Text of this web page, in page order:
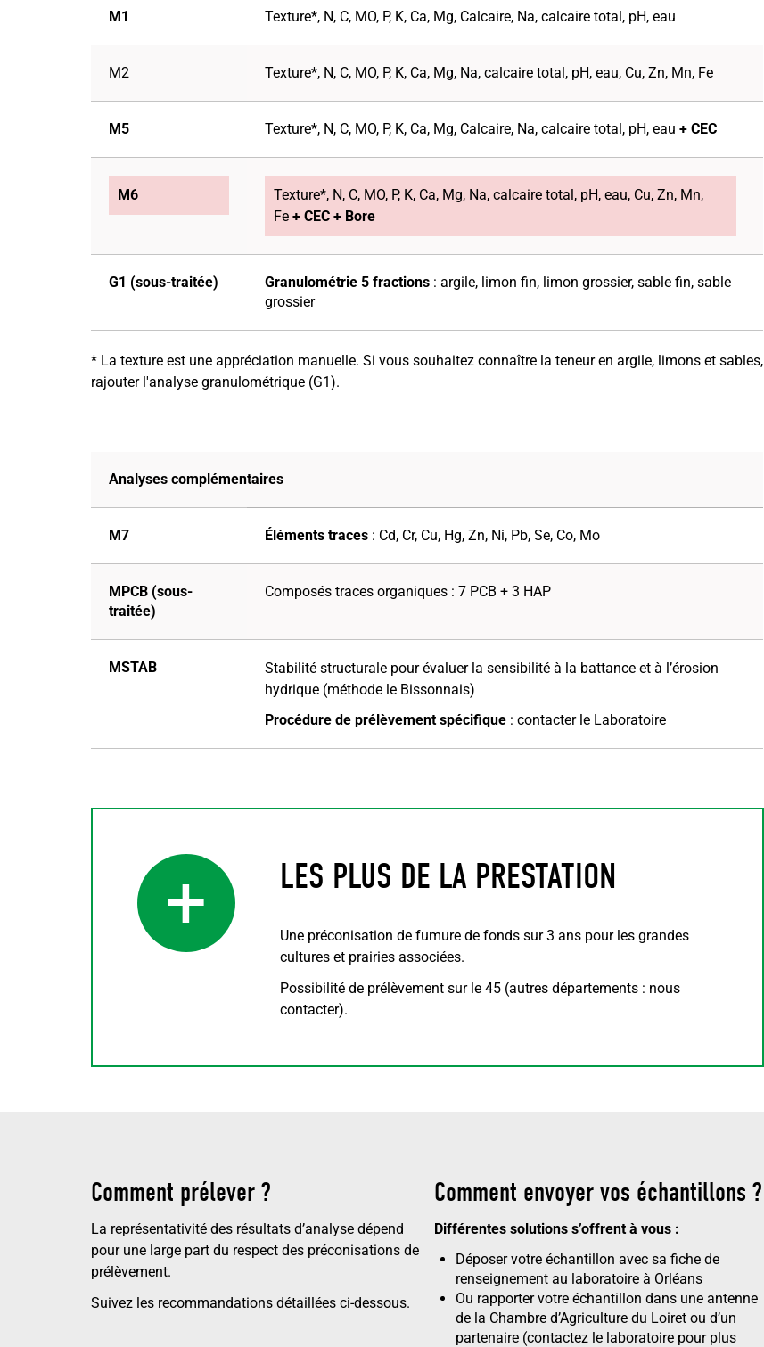
M1 Texture*, N, C, MO, P, K, Ca, Mg, Calcaire, Na, calcaire total, pH, eau
M2 Texture*, N, C, MO, P, K, Ca, Mg, Na, calcaire total, pH, eau, Cu, Zn, Mn, Fe
M5 Texture*, N, C, MO, P, K, Ca, Mg, Calcaire, Na, calcaire total, pH, eau + CEC
M6
Texture*, N, C, MO, P, K, Ca, Mg, Na, calcaire total, pH, eau, Cu, Zn, Mn,
Fe + CEC + Bore
G1 (sous-traitée) Granulométrie 5 fractions : argile, limon fin, limon grossier, sable fin, sable
grossier
* La texture est une appréciation manuelle. Si vous souhaitez connaître la teneur en argile, limons et sables,
rajouter l'analyse granulométrique (G1).
Analyses complémentaires
M7 Éléments traces : Cd, Cr, Cu, Hg, Zn, Ni, Pb, Se, Co, Mo
MPCB (sous-
traitée)
Composés traces organiques : 7 PCB + 3 HAP
MSTAB
Stabilité structurale pour évaluer la sensibilité à la battance et à l’érosion
hydrique (méthode le Bissonnais)
Procédure de prélèvement spécifique : contacter le Laboratoire
+ LES PLUS DE LA PRESTATION
Une préconisation de fumure de fonds sur 3 ans pour les grandes
cultures et prairies associées.
Possibilité de prélèvement sur le 45 (autres départements : nous
contacter).
Comment prélever ?
La représentativité des résultats d’analyse dépend
pour une large part du respect des préconisations de
prélèvement.
Suivez les recommandations détaillées ci-dessous.
Comment envoyer vos échantillons ?
Différentes solutions s’offrent à vous :
Déposer votre échantillon avec sa fiche de
renseignement au laboratoire à Orléans
Ou rapporter votre échantillon dans une antenne
de la Chambre d’Agriculture du Loiret ou d’un
partenaire (contactez le laboratoire pour plus